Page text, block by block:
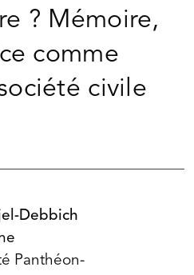
? Mémoire,
comme
civile
Debbich
Panthéon-